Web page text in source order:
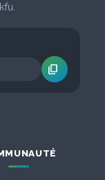
content_copy